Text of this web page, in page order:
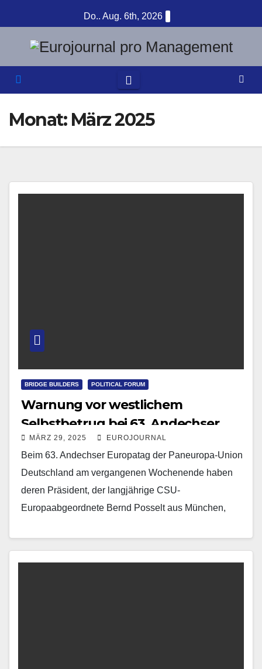
Inhalt
springen
Do.. Aug. 6th, 2026
Monat: März 2025
BRIDGE BUILDERS POLITICAL FORUM
Warnung vor westlichem
Selbstbetrug bei 63. Andechser
Europatag der Paneuropa-Union
MÄRZ 29, 2025 EUROJOURNAL
Beim 63. Andechser Europatag der Paneuropa-Union
Deutschland am vergangenen Wochenende haben
deren Präsident, der langjährige CSU-
Europaabgeordnete Bernd Posselt aus München,